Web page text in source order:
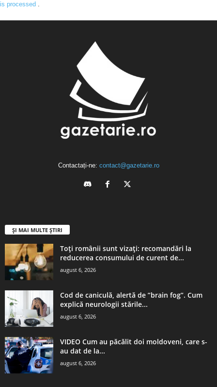
is processed .
Contactați-ne: contact@gazetarie.ro
ȘI MAI MULTE ȘTIRI
Toți românii sunt vizați: recomandări la
reducerea consumului de curent de...
august 6, 2026
Cod de caniculă, alertă de ”brain fog”. Cum
explică neurologii stările...
august 6, 2026
VIDEO Cum au păcălit doi moldoveni, care s-
au dat de la...
august 6, 2026